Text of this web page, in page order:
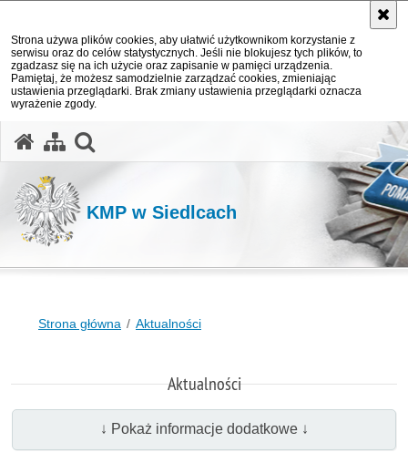
Strona używa plików cookies, aby ułatwić użytkownikom korzystanie z
serwisu oraz do celów statystycznych. Jeśli nie blokujesz tych plików, to
zgadzasz się na ich użycie oraz zapisanie w pamięci urządzenia.
Pamiętaj, że możesz samodzielnie zarządzać cookies, zmieniając
ustawienia przeglądarki. Brak zmiany ustawienia przeglądarki oznacza
wyrażenie zgody.
KMP w Siedlcach
Strona główna Aktualności
Aktualności
↓ Pokaż informacje dodatkowe ↓